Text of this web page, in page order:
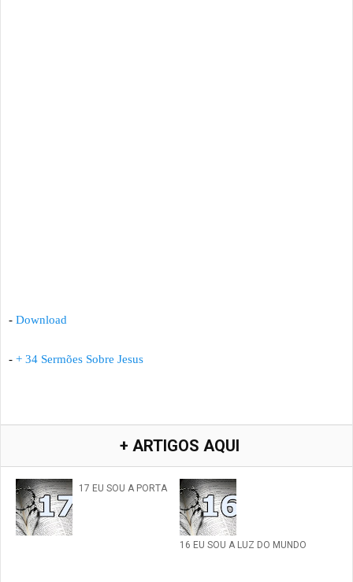
- Download
- + 34 Sermões Sobre Jesus
+ ARTIGOS AQUI
17 EU SOU A PORTA
16 EU SOU A LUZ DO MUNDO